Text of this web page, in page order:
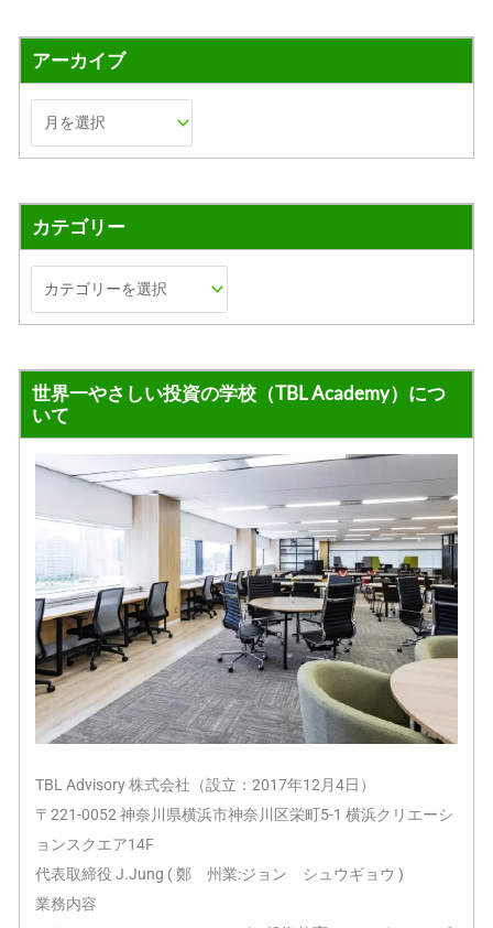
アーカイブ
カテゴリー
世界一やさしい投資の学校（TBL Academy）につ
いて
TBL Advisory 株式会社（設立：2017年12月4日）
〒221-0052 神奈川県横浜市神奈川区栄町5-1 横浜クリエーシ
ョンスクエア14F
代表取締役 J.Jung ( 鄭 州業:ジョン シュウギョウ )
業務内容